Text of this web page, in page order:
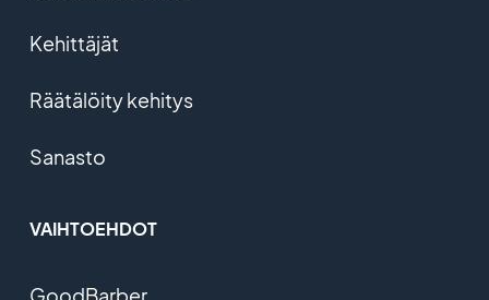
Kehittäjät
Räätälöity kehitys
Sanasto
VAIHTOEHDOT
GoodBarber